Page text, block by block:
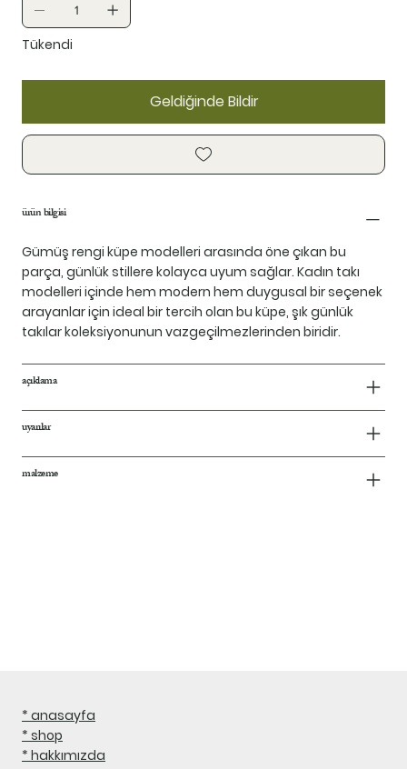
Tükendi
Geldiğinde Bildir
ürün bilgisi
Gümüş rengi küpe modelleri arasında öne çıkan bu
parça, günlük stillere kolayca uyum sağlar. Kadın takı
modelleri içinde hem modern hem duygusal bir seçenek
arayanlar için ideal bir tercih olan bu küpe, şık günlük
takılar koleksiyonunun vazgeçilmezlerinden biridir.
açıklama
uyarılar
malzeme
* anasayfa
* shop
* hakkımızda